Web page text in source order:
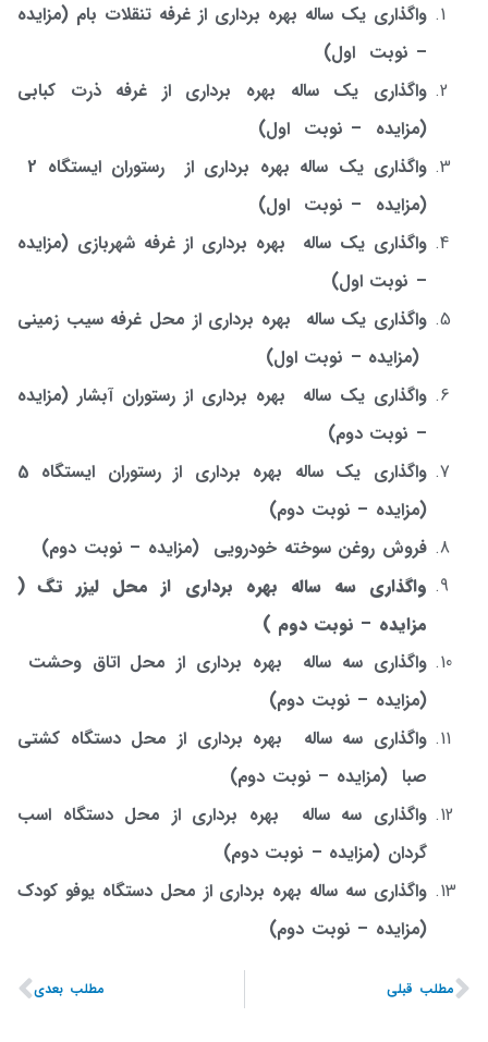
واگذاری یک ساله بهره برداری از غرفه تنقلات بام (مزایده
– نوبت اول)
واگذاری یک ساله بهره برداری از غرفه ذرت کبابی
(مزایده – نوبت اول)
واگذاری یک ساله بهره برداری از رستوران ایستگاه 2
(مزایده – نوبت اول)
واگذاری یک ساله بهره برداری از غرفه شهربازی (مزایده
– نوبت اول)
واگذاری یک ساله بهره برداری از محل غرفه سیب زمینی
(مزایده – نوبت اول)
واگذاری یک ساله بهره برداری از رستوران آبشار (مزایده
– نوبت دوم)
واگذاری یک ساله بهره برداری از رستوران ایستگاه 5
(مزایده – نوبت دوم)
فروش روغن سوخته خودرویی (مزایده – نوبت دوم)
واگذاری سه ساله بهره برداری از محل لیزر تگ (
مزایده – نوبت دوم )
واگذاری سه ساله بهره برداری از محل اتاق وحشت
(مزایده – نوبت دوم)
واگذاری سه ساله بهره برداری از محل دستگاه کشتی
صبا (مزایده – نوبت دوم)
واگذاری سه ساله بهره برداری از محل دستگاه اسب
گردان (مزایده – نوبت دوم)
واگذاری سه ساله بهره برداری از محل دستگاه یوفو کودک
(مزایده – نوبت دوم)
مطلب قبلی مطلب بعدی